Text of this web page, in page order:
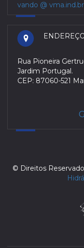
vando @ vma.ind.br
Rua Pioneira
Jardim Portugal.
CEP: 87060-521
© Direitos